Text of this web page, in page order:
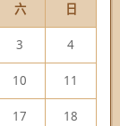
六 日
3 4
10 11
17 18